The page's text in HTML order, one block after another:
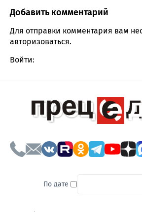
Comment section
Добавить комментарий
Для отправки комментария вам
авторизоваться.
Войти:
По дате To search